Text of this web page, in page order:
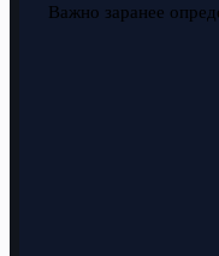
Важно заранее